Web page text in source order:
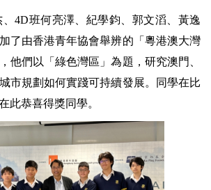
4D班何亮澤、紀學鈞、郭文滔、黃逸
了由香港青年協會舉辨的「粵港澳大灣
他們以「綠色灣區」為題，研究澳門、
市規劃如何實踐可持續發展。同學在比
此恭喜得獎同學。